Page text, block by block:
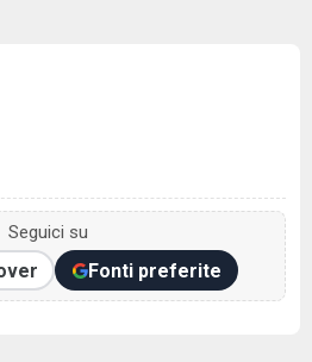
Seguici su
Fonti preferite